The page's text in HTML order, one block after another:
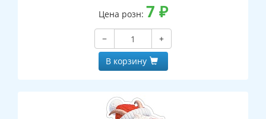
Цена розн: 7 ₽
−
+
В корзину